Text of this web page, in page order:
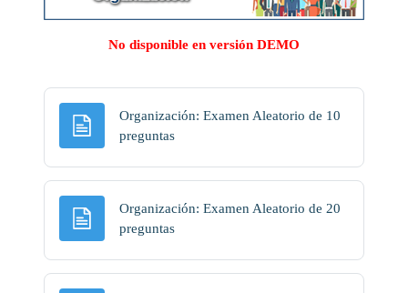
No disponible en versión DEMO
Organización: Examen Aleatorio de 10
preguntasPágina
Organización: Examen Aleatorio de 20
preguntasPágina